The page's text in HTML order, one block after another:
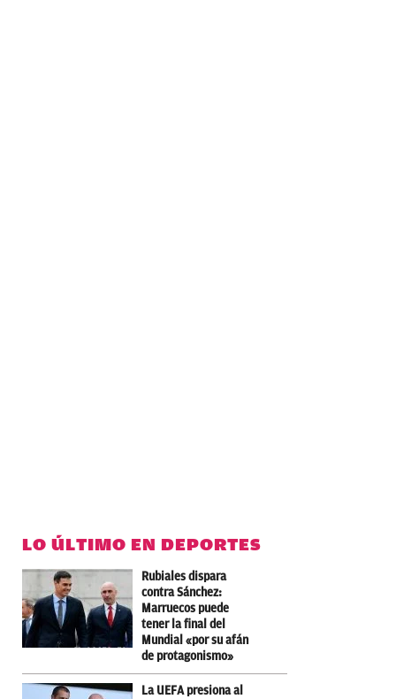
LO ÚLTIMO EN DEPORTES
Rubiales dispara
contra Sánchez:
Marruecos puede
tener la final del
Mundial «por su afán
de protagonismo»
La UEFA presiona al